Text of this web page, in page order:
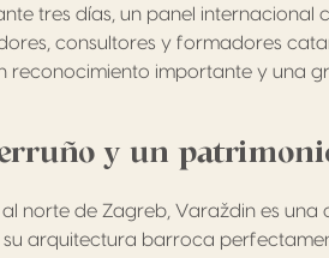
tres días, un panel internacional
consultores y formadores
reconocimiento importante y una
y un
norte de Zagreb, Varaždin es
arquitectura barroca